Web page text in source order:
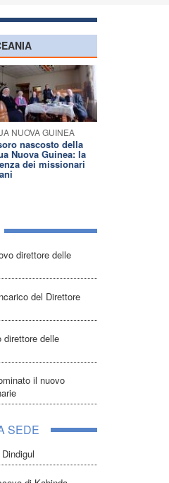
NUOVA GUINEA
nascosto della
Nuova Guinea: la
dei missionari
direttore delle
del Direttore
direttore delle
il nuovo
SEDE